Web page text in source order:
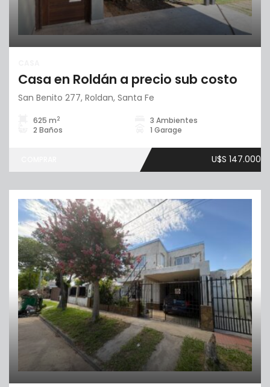
Casa en Roldán a precio sub costo
San Benito 277, Roldan, Santa Fe
625 m2
3 Ambientes
2 Baños
1 Garage
U$S 147.000